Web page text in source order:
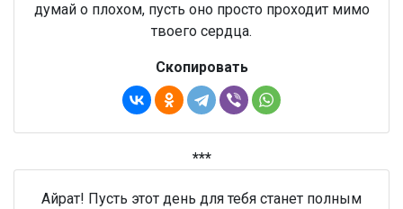
думай о плохом, пусть оно просто проходит мимо
твоего сердца.
Скопировать
***
Айрат! Пусть этот день для тебя станет полным